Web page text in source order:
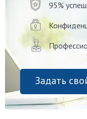
95%
Задать